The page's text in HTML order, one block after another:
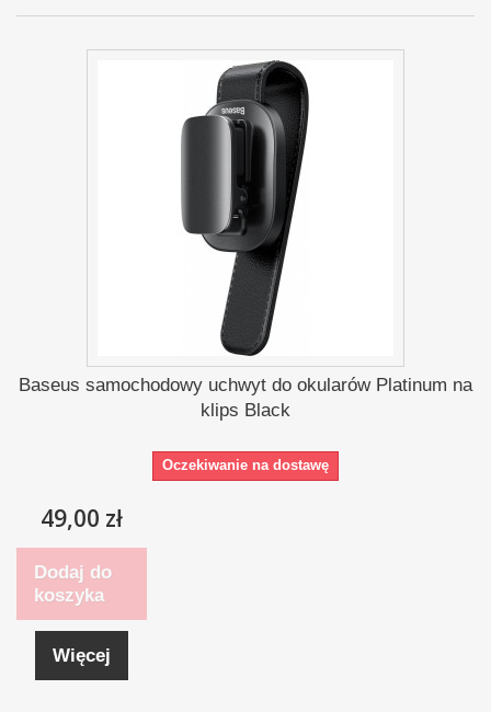
Baseus samochodowy uchwyt do okularów Platinum na
klips Black
Oczekiwanie na dostawę
49,00 zł
Dodaj do
koszyka
Więcej